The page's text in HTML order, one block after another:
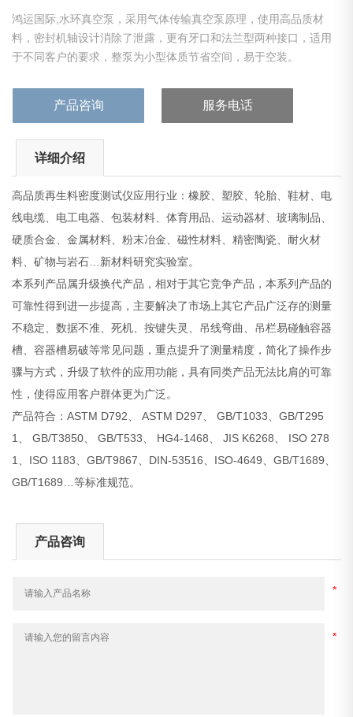
鸿运国际,水环真空泵，采用气体传输真空泵原理，使用高品质材
料，密封机轴设计消除了泄露，更有牙口和法兰型两种接口，适用
于不同客户的要求，整泵为小型体质节省空间，易于空装。
产品咨询 服务电话
详细介绍
高品质再生料密度测试仪应用行业：橡胶、塑胶、轮胎、鞋材、电
线电缆、电工电器、包装材料、体育用品、运动器材、玻璃制品、
硬质合金、金属材料、粉末冶金、磁性材料、精密陶瓷、耐火材
料、矿物与岩石…新材料研究实验室。
本系列产品属升级换代产品，相对于其它竞争产品，本系列产品的
可靠性得到进一步提高，主要解决了市场上其它产品广泛存的测量
不稳定、数据不准、死机、按键失灵、吊线弯曲、吊栏易碰触容器
槽、容器槽易破等常见问题，重点提升了测量精度，简化了操作步
骤与方式，升级了软件的应用功能，具有同类产品无法比肩的可靠
性，使得应用客户群体更为广泛。
产品符合：ASTM D792、 ASTM D297、 GB/T1033、GB/T295
1、 GB/T3850、 GB/T533、 HG4-1468、 JIS K6268、 ISO 278
1、ISO 1183、GB/T9867、DIN-53516、ISO-4649、GB/T1689、
GB/T1689…等标准规范。
产品咨询